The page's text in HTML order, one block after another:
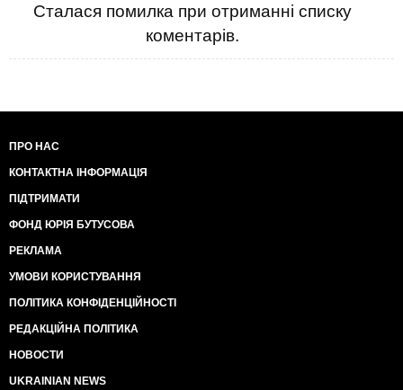
Сталася помилка при отриманні списку
коментарів.
ПРО НАС
КОНТАКТНА ІНФОРМАЦІЯ
ПІДТРИМАТИ
ФОНД ЮРІЯ БУТУСОВА
РЕКЛАМА
УМОВИ КОРИСТУВАННЯ
ПОЛІТИКА КОНФІДЕНЦІЙНОСТІ
РЕДАКЦІЙНА ПОЛІТИКА
НОВОСТИ
UKRAINIAN NEWS